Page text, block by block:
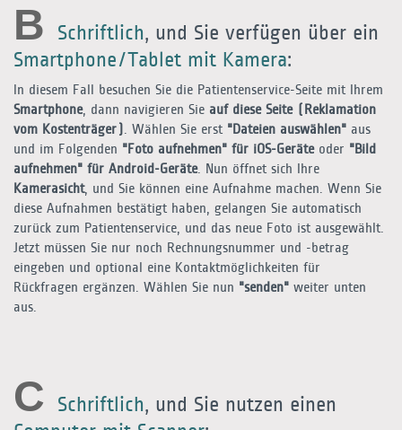
B Schriftlich, und Sie verfügen über ein
Smartphone/Tablet mit Kamera:
In diesem Fall besuchen Sie die Patientenservice-Seite mit Ihrem
Smartphone, dann navigieren Sie auf diese Seite (Reklamation
vom Kostenträger) . Wählen Sie erst "Dateien auswählen" aus
und im Folgenden "Foto aufnehmen" für iOS-Geräteoder "Bild
aufnehmen" für Android-Geräte. Nun öffnet sich Ihre
Kamerasicht, und Sie können eine Aufnahme machen. Wenn Sie
diese Aufnahmen bestätigt haben, gelangen Sie automatisch
zurück zum Patientenservice, und das neue Foto ist ausgewählt.
Jetzt müssen Sie nur noch Rechnungsnummer und -betrag
eingeben und optional eine Kontaktmöglichkeiten für
Rückfragen ergänzen. Wählen Sie nun "senden" weiter unten
aus.
C Schriftlich, und Sie nutzen einen